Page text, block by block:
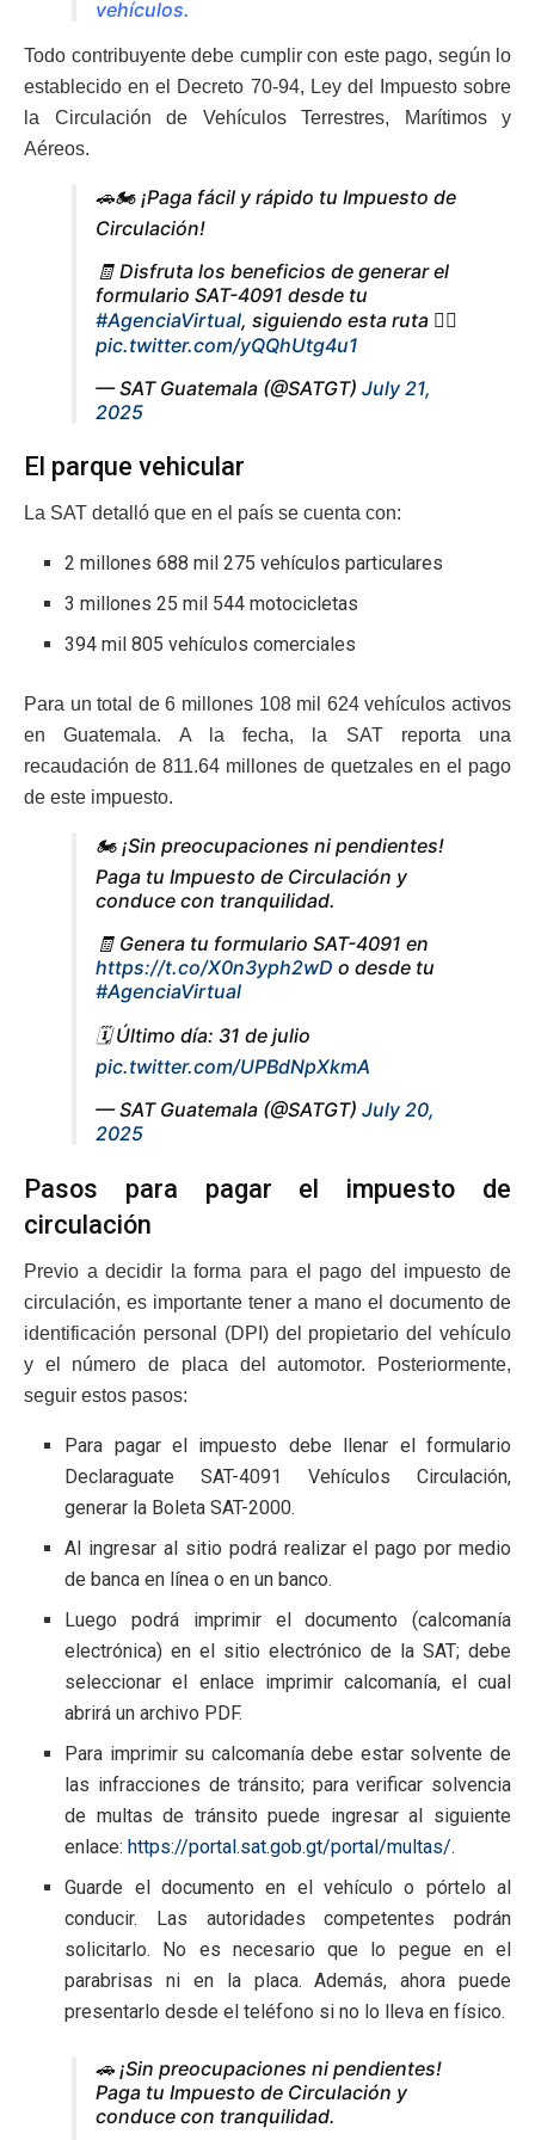
vehículos.
Todo contribuyente debe cumplir con este pago, según lo
establecido en el Decreto 70-94, Ley del Impuesto sobre
la Circulación de Vehículos Terrestres, Marítimos y
Aéreos.
🚗🏍️ ¡Paga fácil y rápido tu Impuesto de
Circulación!
🧾 Disfruta los beneficios de generar el
formulario SAT-4091 desde tu
#AgenciaVirtual, siguiendo esta ruta 👇🏼
pic.twitter.com/yQQhUtg4u1
— SAT Guatemala (@SATGT) July 21,
2025
El parque vehicular
La SAT detalló que en el país se cuenta con:
2 millones 688 mil 275 vehículos particulares
3 millones 25 mil 544 motocicletas
394 mil 805 vehículos comerciales
Para un total de 6 millones 108 mil 624 vehículos activos
en Guatemala. A la fecha, la SAT reporta una
recaudación de 811.64 millones de quetzales en el pago
de este impuesto.
🏍️ ¡Sin preocupaciones ni pendientes!
Paga tu Impuesto de Circulación y
conduce con tranquilidad.
🧾 Genera tu formulario SAT-4091 en
https://t.co/X0n3yph2wD o desde tu
#AgenciaVirtual
🗓️ Último día: 31 de julio
pic.twitter.com/UPBdNpXkmA
— SAT Guatemala (@SATGT) July 20,
2025
Pasos para pagar el impuesto de
circulación
Previo a decidir la forma para el pago del impuesto de
circulación, es importante tener a mano el documento de
identificación personal (DPI) del propietario del vehículo
y el número de placa del automotor. Posteriormente,
seguir estos pasos:
Para pagar el impuesto debe llenar el formulario
Declaraguate SAT-4091 Vehículos Circulación,
generar la Boleta SAT-2000.
Al ingresar al sitio podrá realizar el pago por medio
de banca en línea o en un banco.
Luego podrá imprimir el documento (calcomanía
electrónica) en el sitio electrónico de la SAT; debe
seleccionar el enlace imprimir calcomanía, el cual
abrirá un archivo PDF.
Para imprimir su calcomanía debe estar solvente de
las infracciones de tránsito; para verificar solvencia
de multas de tránsito puede ingresar al siguiente
enlace:https://portal.sat.gob.gt/portal/multas/.
Guarde el documento en el vehículo o pórtelo al
conducir. Las autoridades competentes podrán
solicitarlo. No es necesario que lo pegue en el
parabrisas ni en la placa. Además, ahora puede
presentarlo desde el teléfono si no lo lleva en físico.
🚗 ¡Sin preocupaciones ni pendientes!
Paga tu Impuesto de Circulación y
conduce con tranquilidad.